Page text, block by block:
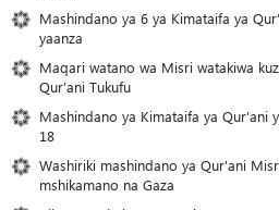
Mashindano ya 6 ya Kimataifa ya
yaanza
Maqari watano wa Misri watakiwa
Qur'ani Tukufu
Mashindano ya Kimataifa ya Qur'ani
18
Washiriki mashindano ya Qur'ani
mshikamano na Gaza